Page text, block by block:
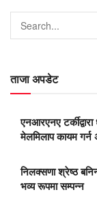
ताजा अपडेट
एनआरएनए
मेलमिलाप कायम गर्न
निलक्सणा श्रेष्ठ
भव्य रूपमा सम्पन्न